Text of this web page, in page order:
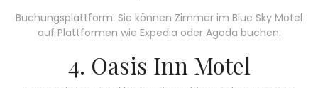
Buchungsplattform: Sie können Zimmer im Blue Sky Motel
auf Plattformen wie Expedia oder Agoda buchen.
4. Oasis Inn Motel